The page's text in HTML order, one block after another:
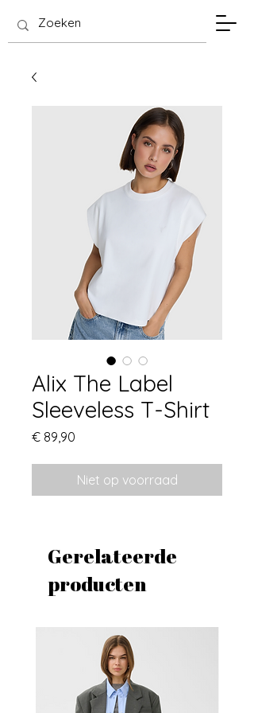
SIS Hasselt
Alix The Label
Sleeveless T-Shirt
€ 89,90
Niet op voorraad
Gerelateerde
producten